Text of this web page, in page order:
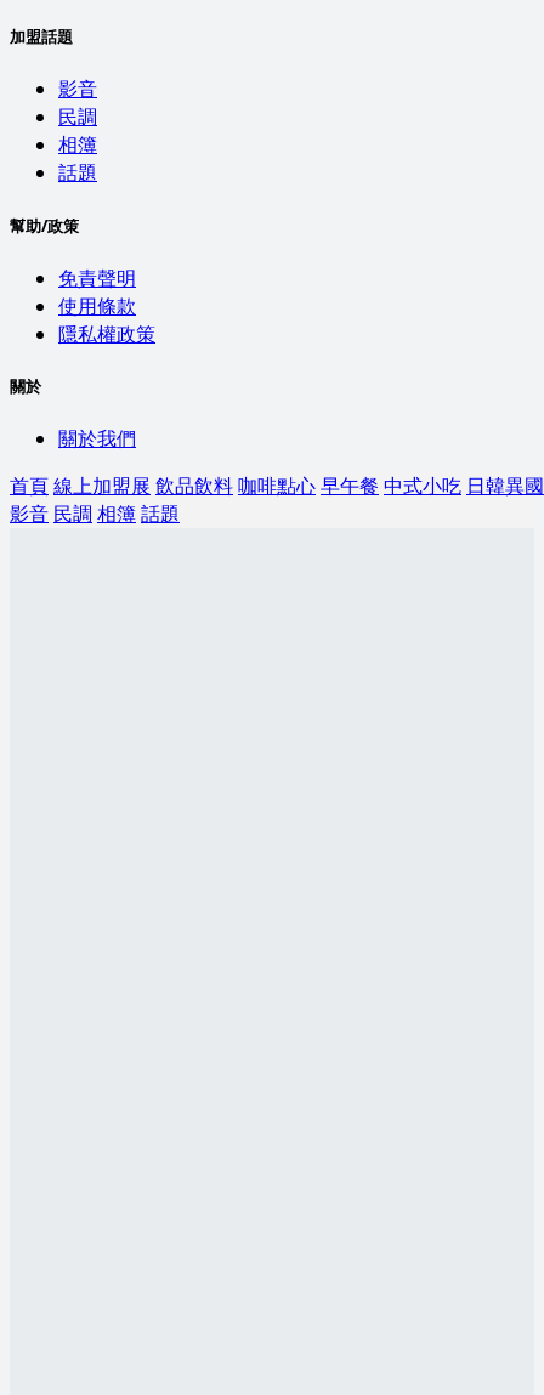
加盟話題
影音
民調
相簿
話題
幫助/政策
免責聲明
使用條款
隱私權政策
關於
關於我們
首頁線上加盟展 飲品飲料咖啡點心早午餐 中式小吃 日韓異國
影音 民調 相簿話題